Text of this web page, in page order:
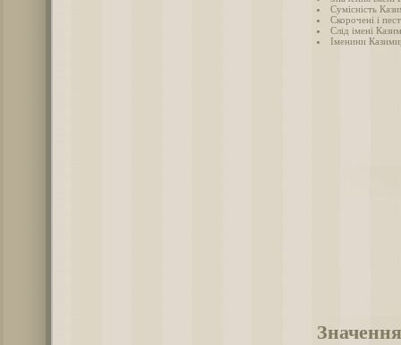
Сумісність
Скорочені і
Слід імені
Іменини